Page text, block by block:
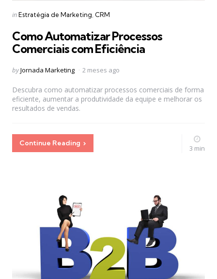
Categories
Posted
inEstratégia de Marketing CRM
Como Automatizar Processos
Comerciais com Eficiência
Posted
byJornada Marketing 2 meses ago
Descubra como automatizar processos comerciais de forma
eficiente, aumentar a produtividade da equipe e melhorar os
resultados de vendas.
Continue Reading
3 min